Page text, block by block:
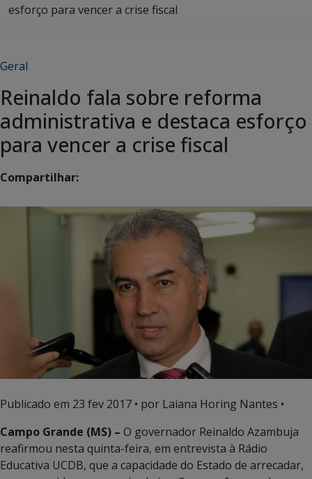
esforço para vencer a crise fiscal
Geral
Reinaldo fala sobre reforma
administrativa e destaca esforço
para vencer a crise fiscal
Compartilhar:
Publicado em 23 fev 2017 • por Laiana Horing Nantes •
Campo Grande (MS) – O governador Reinaldo Azambuja
reafirmou nesta quinta-feira, em entrevista à Rádio
Educativa UCDB, que a capacidade do Estado de arrecadar,